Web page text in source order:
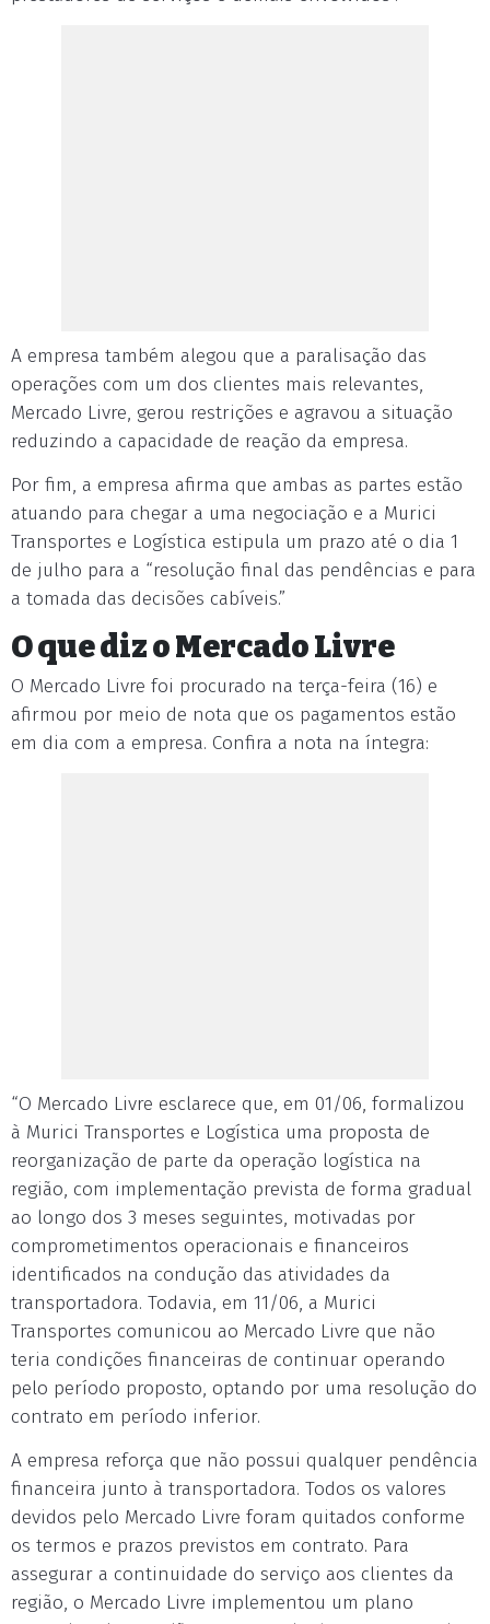
A empresa também alegou que a paralisação das
operações com um dos clientes mais relevantes,
Mercado Livre, gerou restrições e agravou a situação
reduzindo a capacidade de reação da empresa.
Por fim, a empresa afirma que ambas as partes estão
atuando para chegar a uma negociação e a Murici
Transportes e Logística estipula um prazo até o dia 1
de julho para a “resolução final das pendências e para
a tomada das decisões cabíveis.”
O que diz o Mercado Livre
O Mercado Livre foi procurado na terça-feira (16) e
afirmou por meio de nota que os pagamentos estão
em dia com a empresa. Confira a nota na íntegra:
“O Mercado Livre esclarece que, em 01/06, formalizou
à Murici Transportes e Logística uma proposta de
reorganização de parte da operação logística na
região, com implementação prevista de forma gradual
ao longo dos 3 meses seguintes, motivadas por
comprometimentos operacionais e financeiros
identificados na condução das atividades da
transportadora. Todavia, em 11/06, a Murici
Transportes comunicou ao Mercado Livre que não
teria condições financeiras de continuar operando
pelo período proposto, optando por uma resolução do
contrato em período inferior.
A empresa reforça que não possui qualquer pendência
financeira junto à transportadora. Todos os valores
devidos pelo Mercado Livre foram quitados conforme
os termos e prazos previstos em contrato. Para
assegurar a continuidade do serviço aos clientes da
região, o Mercado Livre implementou um plano